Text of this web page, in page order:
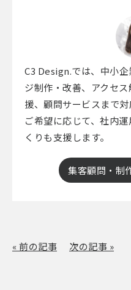
C3 Design.では、中小
ジ制作・改善、アクセ
援、顧問サービスまで対
ご希望に応じて、社内
くりも支援します。
集客顧問・制
« 前の記事 次の記事 »